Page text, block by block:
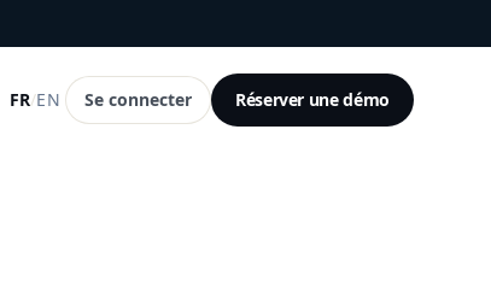
FR/EN Se connecter Réserver une démo